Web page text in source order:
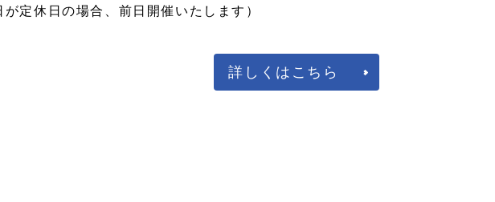
が定休日の場合、前日開催いたします）
詳しくはこちら